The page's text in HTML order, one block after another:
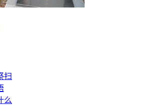
扫
么